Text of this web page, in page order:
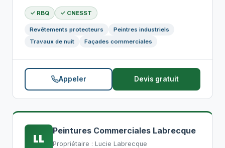
✓ RBQ ✓ CNESST
Revêtements protecteurs
Peintres industriels
Travaux de nuit
Façades commerciales
Appeler Devis gratuit
LL
Peintures Commerciales Labrecque
Propriétaire : Lucie Labrecque